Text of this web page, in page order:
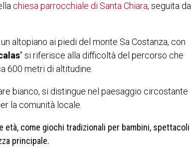
chiesa parrocchiale di Santa Chiara, seguita da
altopiano ai piedi del monte Sa Costanza, con
" si riferisce alla difficoltà del percorso che
600 metri di altitudine.
bianco, si distingue nel paesaggio circostante
la comunità locale.
età, come giochi tradizionali per bambini, spettacoli
principale.